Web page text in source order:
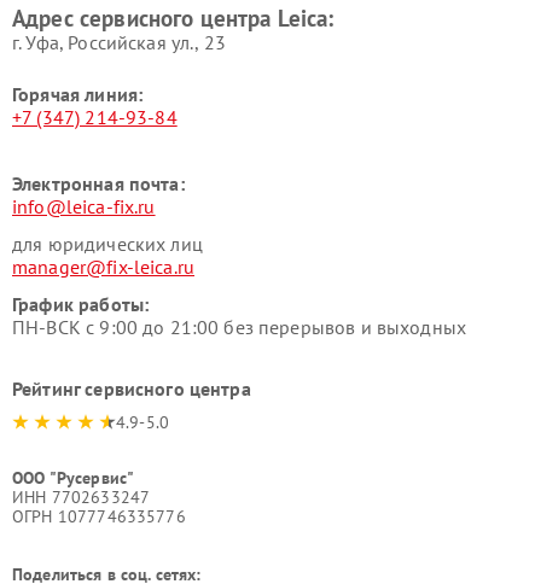
Адрес сервисного центра Leica:
г. Уфа, Российская ул., 23
Горячая линия:
+7 (347) 214-93-84
Электронная почта:
info@leica-fix.ru
для юридических лиц
manager@fix-leica.ru
График работы:
ПН-ВСК с 9:00 до 21:00 без перерывов и выходных
Рейтинг сервисного центра
4.9-5.0
ООО "Русервис"
ИНН 7702633247
ОГРН 1077746335776
Поделиться в соц. сетях: